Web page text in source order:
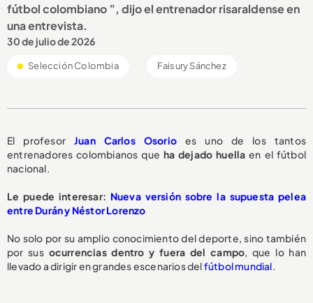
fútbol colombiano ”, dijo el entrenador risaraldense en
una entrevista.
30 de julio de 2026
Selección Colombia Faisury Sánchez
El profesor Juan Carlos Osorio
es uno de los tantos
entrenadores colombianos que ha dejado huella en el fútbol
nacional.
Le puede interesar: Nueva versión sobre la supuesta pelea
entre Durán y Néstor Lorenzo
No solo por su amplio conocimiento del deporte, sino también
por sus ocurrencias dentro y fuera del campo, que lo han
llevado a dirigir en grandes escenarios delfútbol mundial.